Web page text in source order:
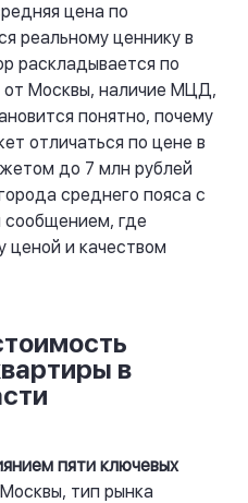
цена по
реальному ценнику в
раскладывается по
Москвы, наличие МЦД,
понятно, почему
отличаться по цене в
до 7 млн рублей
среднего пояса с
сообщением, где
ценой и качеством
в
пяти ключевых
тип рынка